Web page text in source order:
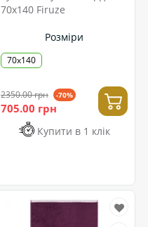
70x140 Firuze
Розміри
70x140
2350.00 грн -70%
705.00 грн
Купити в 1 клік